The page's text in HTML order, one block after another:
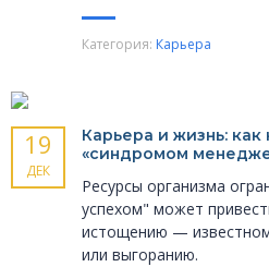
Категория: Карьера
19
ДЕК
Карьера и жизнь: как
«синдромом
Ресурсы организма
успехом" может
истощению —
или выгоранию.